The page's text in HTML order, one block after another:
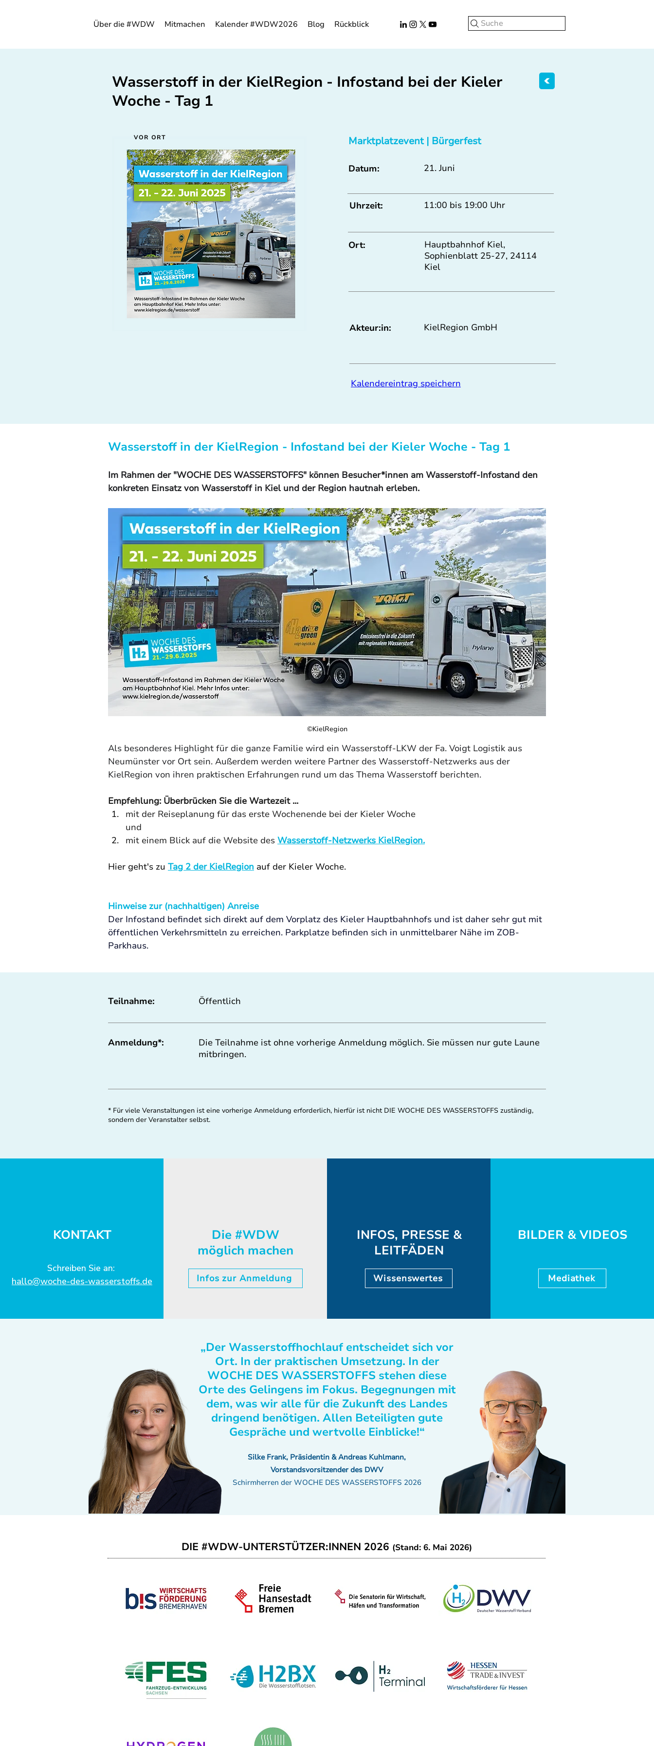
Über die #WDW Mitmachen Kalender #WDW2026 Blog Rückblick Suche
Wasserstoff in der KielRegion - Infostand bei der Kieler
Woche - Tag 1
VOR ORT Marktplatzevent | Bürgerfest
Datum: 21. Juni
Uhrzeit: 11:00 bis 19:00 Uhr
Ort:
Hauptbahnhof Kiel,
Sophienblatt 25-27, 24114
Kiel
Akteur:in: KielRegion GmbH
Kalendereintrag speichern
Wasserstoff in der KielRegion - Infostand bei der Kieler Woche - Tag 1
Im Rahmen der "WOCHE DES WASSERSTOFFS" können Besucher*innen am Wasserstoff-Infostand den
konkreten Einsatz von Wasserstoff in Kiel und der Region hautnah erleben.
©KielRegion
Als besonderes Highlight für die ganze Familie wird ein Wasserstoff-LKW der Fa. Voigt Logistik aus
Neumünster vor Ort sein. Außerdem werden weitere Partner des Wasserstoff-Netzwerks aus der
KielRegion von ihren praktischen Erfahrungen rund um das Thema Wasserstoff berichten.
Empfehlung: Überbrücken Sie die Wartezeit ...
mit der Reiseplanung für das erste Wochenende bei der Kieler Woche
und
mit einem Blick auf die Website des Wasserstoff-Netzwerks KielRegion.
Hier geht's zu Tag 2 der KielRegion auf der Kieler Woche.
Hinweise zur (nachhaltigen) Anreise
Der Infostand befindet sich direkt auf dem Vorplatz des Kieler Hauptbahnhofs und ist daher sehr gut mit
öffentlichen Verkehrsmitteln zu erreichen. Parkplatze befinden sich in unmittelbarer Nähe im ZOB-
Parkhaus.
Teilnahme: Öffentlich
Anmeldung*:
Die Teilnahme ist ohne vorherige Anmeldung möglich. Sie müssen nur gute Laune
mitbringen.
* Für viele Veranstaltungen ist eine vorherige Anmeldung erforderlich, hierfür ist nicht DIE WOCHE DES WASSERSTOFFS zuständig,
sondern der Veranstalter selbst.
KONTAKT
Schreiben Sie an:
hallo@woche-des-wasserstoffs.de
Die #WDW
möglich machen
Infos zur Anmeldung
INFOS, PRESSE &
LEITFÄDEN
Wissenswertes
BILDER & VIDEOS
Mediathek
„Der Wasserstoffhochlauf entscheidet sich vor
Ort. In der praktischen Umsetzung. In der
WOCHE DES WASSERSTOFFS stehen diese
Orte des Gelingens im Fokus. Begegnungen mit
dem, was wir alle für die Zukunft des Landes
dringend benötigen. Allen Beteiligten gute
Gespräche und wertvolle Einblicke!“
Silke Frank, Präsidentin & Andreas Kuhlmann,
Vorstandsvorsitzender des DWV
Schirmherren der WOCHE DES WASSERSTOFFS 2026
DIE #WDW-UNTERSTÜTZER:INNEN 2026 (Stand: 6. Mai 2026)